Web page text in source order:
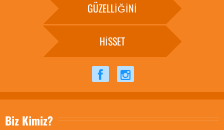
GÜZELLİĞİNİ
HİSSET
Biz Kimiz?